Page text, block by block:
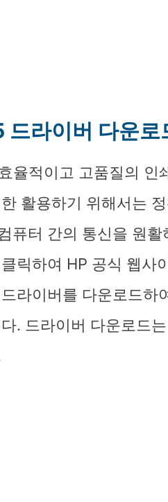
라이버 다운로
적이고 고품질의 인
활용하기 위해서는
퓨터 간의 통신을 원활
릭하여 HP 공식 웹사
라이버를 다운로드하
. 드라이버 다운로드